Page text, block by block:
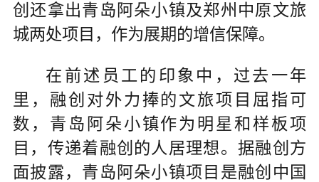
创还拿出青岛阿朵小镇及郑州中原文旅
城两处项目，作为展期的增信保障。
在前述员工的印象中，过去一年
里，融创对外力捧的文旅项目屈指可
数，青岛阿朵小镇作为明星和样板项
目，传递着融创的人居理想。据融创方
面披露，青岛阿朵小镇项目是融创中国